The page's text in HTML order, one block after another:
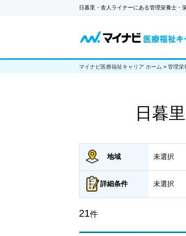
日暮里・舎人ライナーにある管理栄養士・
マイナビ医療福祉キャリア ホーム > 管理栄
日暮
地域 未選択
詳細条件 未選択
21件